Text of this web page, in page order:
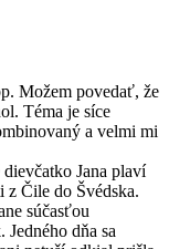
Možem povedať, že
Téma je síce
a velmi mi
Jana plaví
Čile do Švédska.
súčasťou
dňa sa